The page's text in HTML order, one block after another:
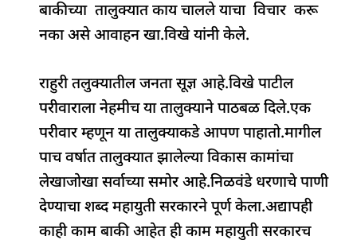
बाकीच्या तालुक्यात काय चालले याचा विचार करू
नका असे आवाहन खा.विखे यांनी केले.
राहुरी तलुक्यातील जनता सूज्ञ आहे.विखे पाटील
परीवाराला नेहमीच या तालुक्याने पाठबळ दिले.एक
परीवार म्हणून या तालुक्याकडे आपण पाहातो.मागील
पाच वर्षात तालुक्यात झालेल्या विकास कामांचा
लेखाजोखा सर्वाच्या समोर आहे.निळवंडे धरणाचे पाणी
देण्याचा शब्द महायुती सरकारने पूर्ण केला.अद्यापही
काही काम बाकी आहेत ही काम महायुती सरकारच